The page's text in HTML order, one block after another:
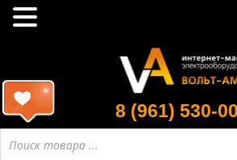
8 (961) 530-